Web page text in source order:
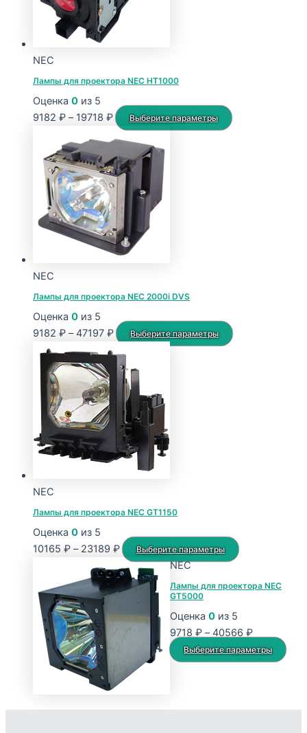
NEC
Лампы для проектора NEC HT1000
Оценка 0 из 5
9182 ₽ – 19718 ₽Диапазон
цен:
9182 ₽
–
19718 ₽
Выберите параметры
Этот
NEC
Лампы для проектора NEC 2000i DVS
Оценка 0 из 5
9182 ₽ – 47197 ₽Диапазон
9182 ₽
47197 ₽
Выберите параметры
Этот
NEC
Лампы для проектора NEC GT1150
Оценка 0 из 5
10165 ₽ – 23189 ₽Диапазон
цен:
10165 ₽
23189 ₽
Выберите параметры
Этот
имеет
Опции
можно
выбрать
товара.
NEC
Лампы для проектора NEC
GT5000
Оценка 0 из 5
9718 ₽ – 40566 ₽Диапазон
цен:
9718 ₽
Выберите параметры